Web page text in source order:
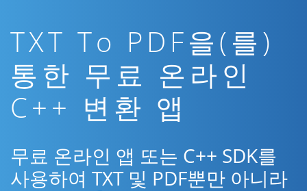
TXT To PDF을(를)
통한 무료 온라인
C++ 변환 앱
무료 온라인 앱 또는 C++ SDK를
사용하여 TXT 및 PDF뿐만 아니라